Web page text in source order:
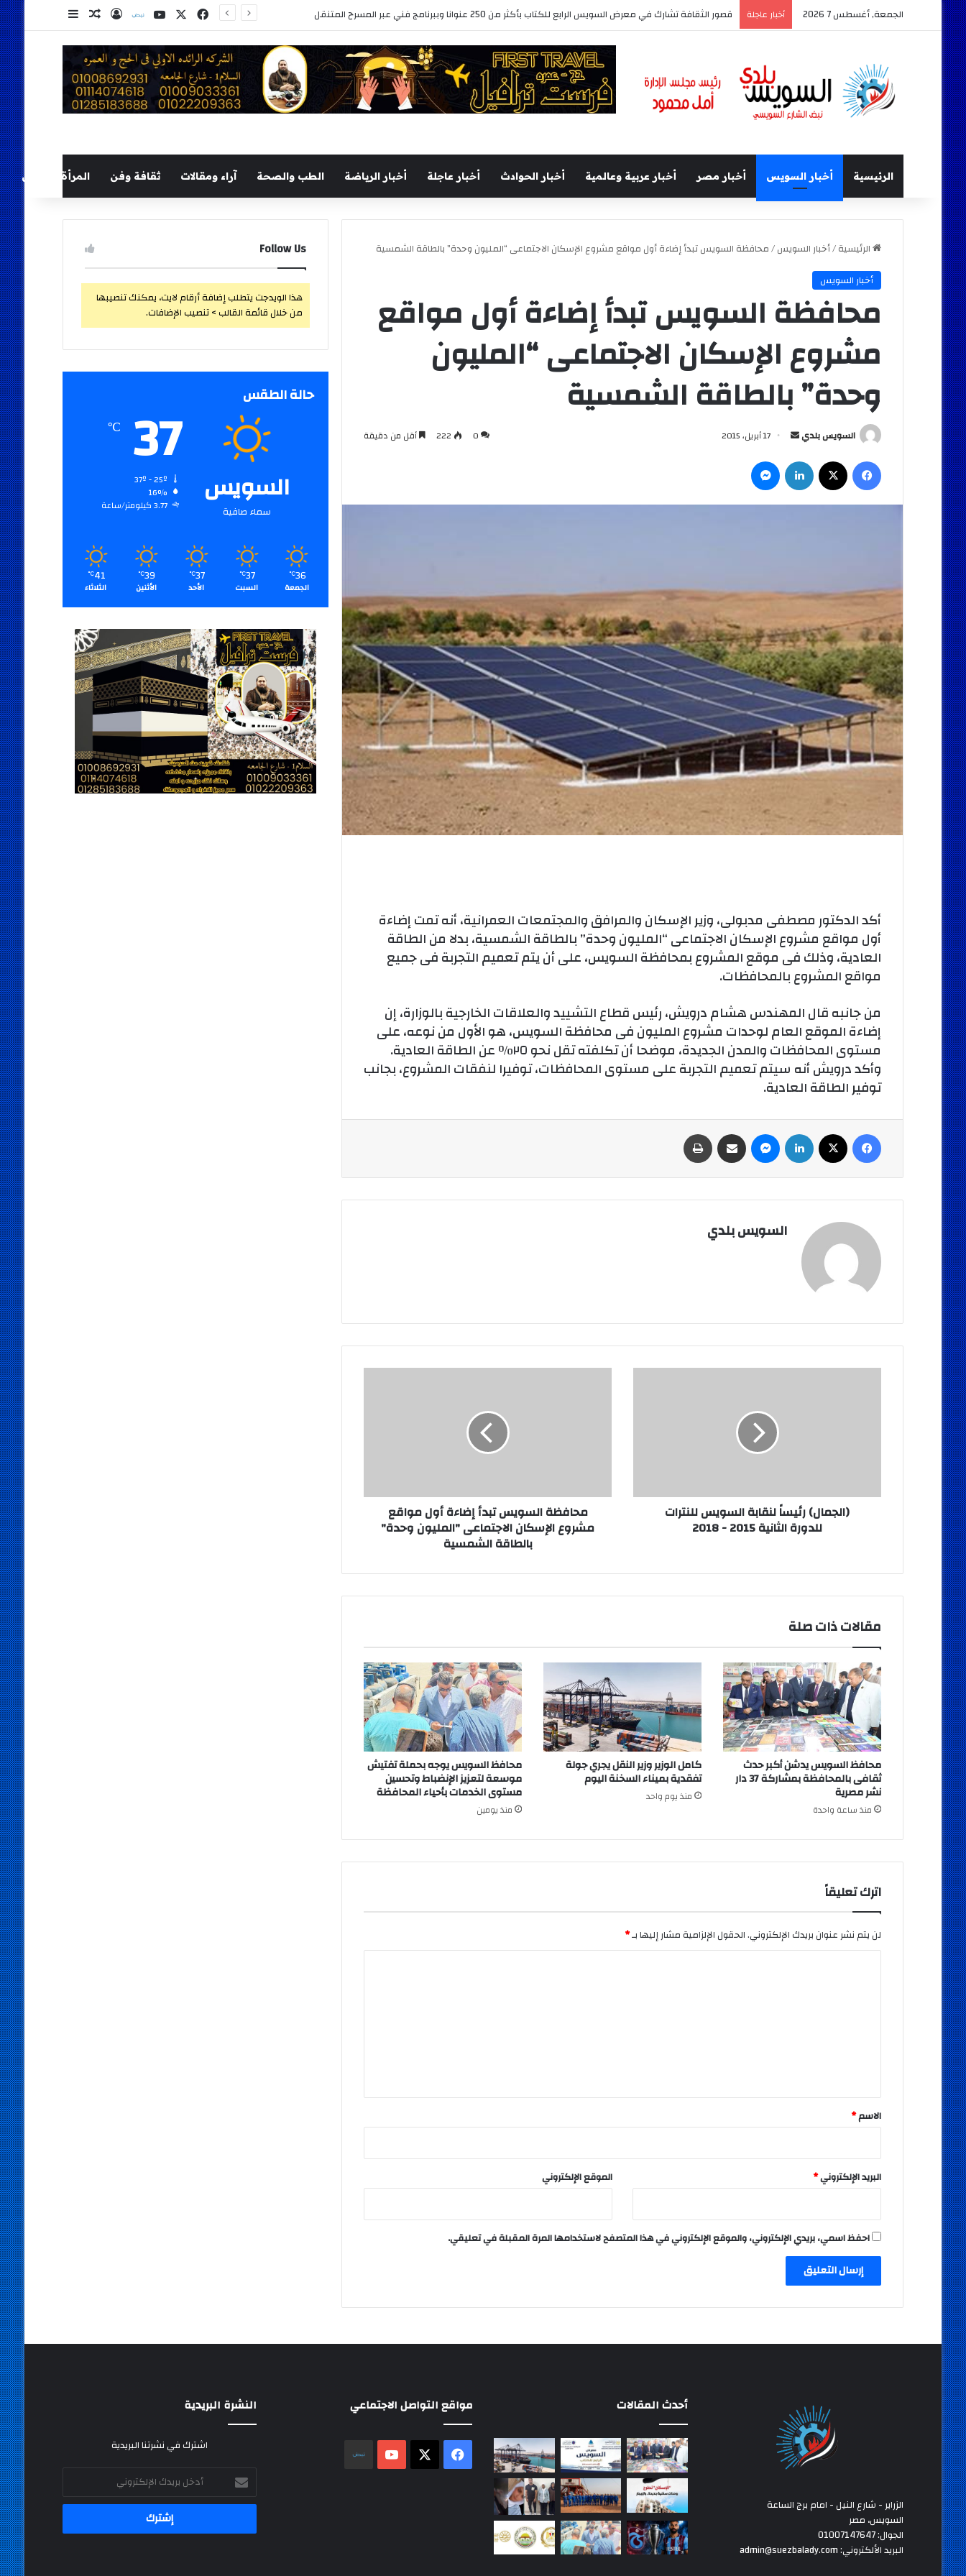
الجمعة, أغسطس 7 2026 أخبار عاجلة قصور الثقافة تشارك في معرض السويس الرابع للكتاب بأكثر من 250 عنوانا وببرنامج فني عبر المسرح المتنقل فيسبوك
‫X
‫YouTube
نلضتسجيل الدخول
مقال عشوائي
إضافة عمود
الرئيسية أخبار السويس أخبار مصر أخبار عربية وعالمية أخبار الحوادث أخبار عاجلة أخبار الرياضة الطب والصحة آراء ومقالات ثقافة وفن المرأة والطفل
الرئيسية/أخبار السويس/محافظة السويس تبدأ إضاءة أول مواقع مشروع الإسكان الاجتماعى “المليون وحدة” بالطاقة الشمسية
أخبار السويس
محافظة السويس تبدأ إضاءة أول مواقع
مشروع الإسكان الاجتماعى “المليون
وحدة” بالطاقة الشمسية
السويس بلدي
أرسل
إلكترونيا
17 أبريل، 2015 0
222 أقل من دقيقة
فيسبوك لينكدإن
أكد الدكتور مصطفى مدبولى، وزير الإسكان والمرافق والمجتمعات العمرانية، أنه تمت إضاءة
أول مواقع مشروع الإسكان الاجتماعى “المليون وحدة” بالطاقة الشمسية، بدلا من الطاقة
العادية، وذلك فى موقع المشروع بمحافظة السويس، على أن يتم تعميم التجربة فى جميع
مواقع المشروع بالمحافظات.
من جانبه قال المهندس هشام درويش، رئيس قطاع التشييد والعلاقات الخارجية بالوزارة، إن
إضاءة الموقع العام لوحدات مشروع المليون فى محافظة السويس، هو الأول من نوعه، على
مستوى المحافظات والمدن الجديدة، موضحا أن تكلفته تقل نحو ٢٥٪ عن الطاقة العادية.
وأكد درويش أنه سيتم تعميم التجربة على مستوى المحافظات، توفيرا لنفقات المشروع، بجانب
توفير الطاقة العادية.
فيسبوك لينكدإن ماسنجر مشاركة عبر البريد
السويس بلدي
-
(الجمال) رئيساً لنقابة السويس للنترات
للدورة الثانية 2015 - 2018
الاجتماعى
"المليون
وحدة"
محافظة السويس تبدأ إضاءة أول مواقع
مشروع الإسكان الاجتماعى "المليون وحدة"
بالطاقة الشمسية
مقالات ذات صلة
محافظ السويس يدشن أكبر حدث
ثقافى بالمحافظة بمشاركة 37 دار
نشر مصرية
منذ ساعة واحدة
كامل الوزير وزير النقل يجري جولة
تفقدية بميناء السخنة اليوم
منذ يوم واحد
محافظ السويس يوجه بحملة تفتيش
موسعة لتعزيز الإنضباط وتحسين
مستوى الخدمات بأحياء المحافظة
منذ يومين
اترك تعليقاً
لن يتم نشر عنوان بريدك الإلكتروني.الحقول الإلزامية مشار إليها بـ*
*
الاسم*
البريد الإلكتروني* الموقع الإلكتروني
احفظ اسمي، بريدي الإلكتروني، والموقع الإلكتروني في هذا المتصفح لاستخدامها المرة المقبلة في تعليقي.
Follow Us
هذا الويدجت يتطلب إضافة أرقام لايت، يمكنك تنصيبها
من خلال قائمة القالب > تنصيب الإضافات.
حالة الطقس
السويس
سماء صافية
37
℃
16%
3.77 كيلومتر/ساعة
36
℃
الجمعة
37
℃
السبت
37
℃
الأحد
39
℃
الأثنين
41
℃
الثلاثاء
الزراير - شارع النيل - امام برج الساعة
السويس، مصر
الجوال: 01007147647
البريد الألكتروني: admin@suezbalady.com
أحدث المقالات مواقع التواصل الاجتماعي
فيسبوك
‫X
‫YouTube
النشرة البريدية
اشترك في نشرتنا البريدية
أدخل
بريدك
الإلكتروني